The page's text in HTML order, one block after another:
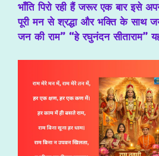
भाँति पिरो रही हैं जरूर एक बार इसे
पूरी मन से श्रद्धा और भक्ति के साथ
जन की राम” “हे रघुनंदन सीताराम”